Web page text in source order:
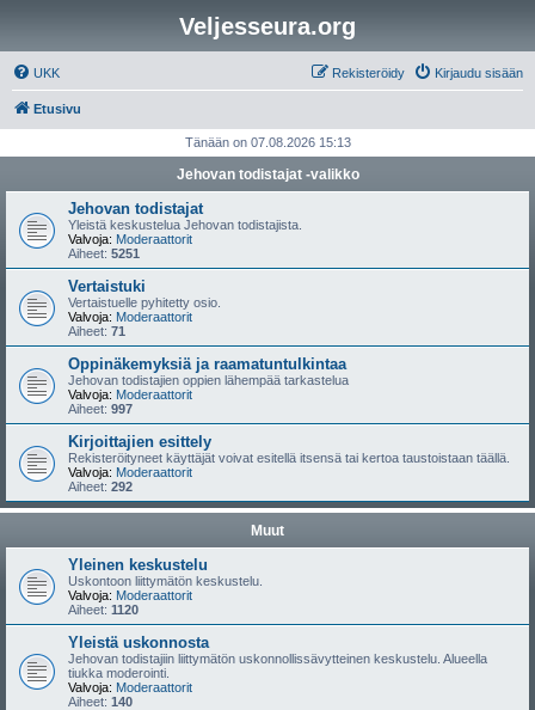
Veljesseura.org
UKK Kirjaudu sisään
Rekisteröidy
Etusivu
Tänään on 07.08.2026 15:13
Jehovan todistajat -valikko
Jehovan todistajat
Yleistä keskustelua Jehovan todistajista.
Valvoja: Moderaattorit
Aiheet: 5251
Vertaistuki
Vertaistuelle pyhitetty osio.
Valvoja: Moderaattorit
Aiheet: 71
Oppinäkemyksiä ja raamatuntulkintaa
Jehovan todistajien oppien lähempää tarkastelua
Valvoja: Moderaattorit
Aiheet: 997
Kirjoittajien esittely
Rekisteröityneet käyttäjät voivat esitellä itsensä tai kertoa taustoistaan täällä.
Valvoja: Moderaattorit
Aiheet: 292
Muut
Yleinen keskustelu
Uskontoon liittymätön keskustelu.
Valvoja: Moderaattorit
Aiheet: 1120
Yleistä uskonnosta
Jehovan todistajiin liittymätön uskonnollissävytteinen keskustelu. Alueella
tiukka moderointi.
Valvoja: Moderaattorit
Aiheet: 140